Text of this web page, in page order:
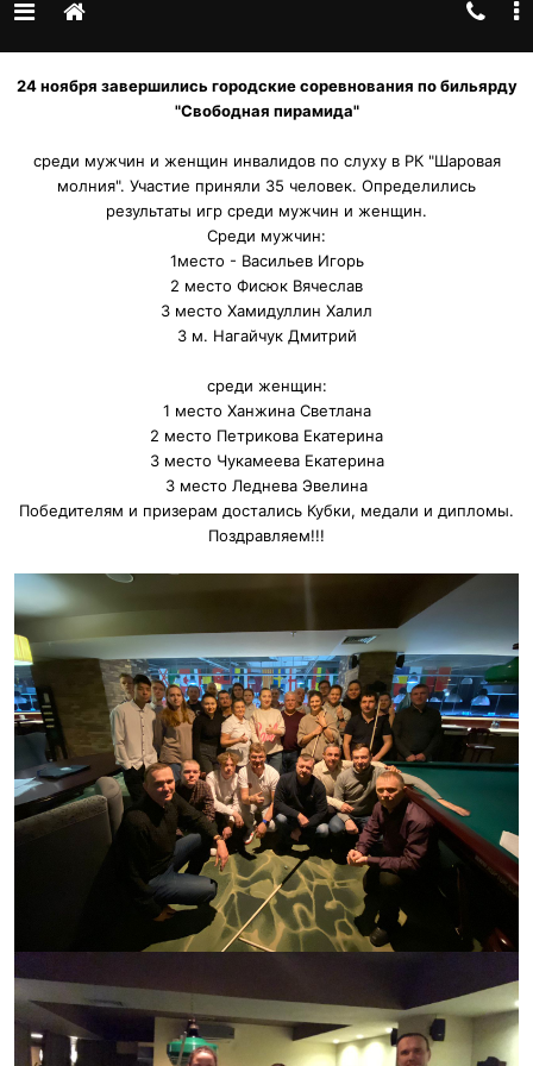
24 ноября завершились городские соревнования по бильярду
"Свободная пирамида"
среди мужчин и женщин инвалидов по слуху в РК "Шаровая
молния". Участие приняли 35 человек. Определились
результаты игр среди мужчин и женщин.
Среди мужчин:
1место - Васильев Игорь
2 место Фисюк Вячеслав
3 место Хамидуллин Халил
3 м. Нагайчук Дмитрий
среди женщин:
1 место Ханжина Светлана
2 место Петрикова Екатерина
3 место Чукамеева Екатерина
3 место Леднева Эвелина
Победителям и призерам достались Кубки, медали и дипломы.
Поздравляем!!!